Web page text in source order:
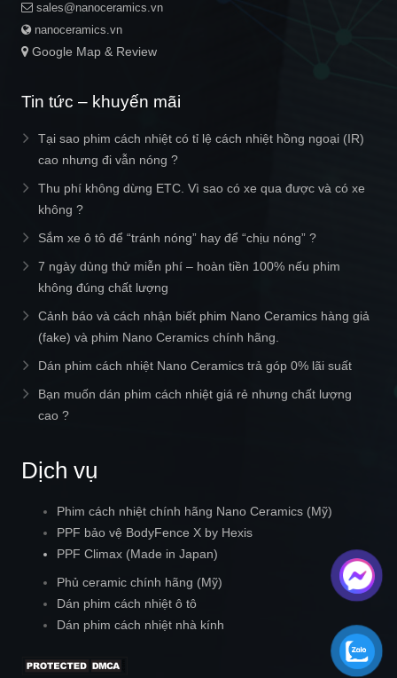
sales@nanoceramics.vn
nanoceramics.vn
Google Map & Review
Tin tức – khuyến mãi
Tại sao phim cách nhiệt có tỉ lệ cách nhiệt hồng ngoại (IR)
cao nhưng đi vẫn nóng ?
Thu phí không dừng ETC. Vì sao có xe qua được và có xe
không ?
Sắm xe ô tô để “tránh nóng” hay để “chịu nóng” ?
7 ngày dùng thử miễn phí – hoàn tiền 100% nếu phim
không đúng chất lượng
Cảnh báo và cách nhận biết phim Nano Ceramics hàng giả
(fake) và phim Nano Ceramics chính hãng.
Dán phim cách nhiệt Nano Ceramics trả góp 0% lãi suất
Bạn muốn dán phim cách nhiệt giá rẻ nhưng chất lượng
cao ?
Dịch vụ
Phim cách nhiệt chính hãng Nano Ceramics (Mỹ)
PPF bảo vệ BodyFence X by Hexis
PPF Climax (Made in Japan)
Phủ ceramic chính hãng (Mỹ)
Dán phim cách nhiệt ô tô
Dán phim cách nhiệt nhà kính